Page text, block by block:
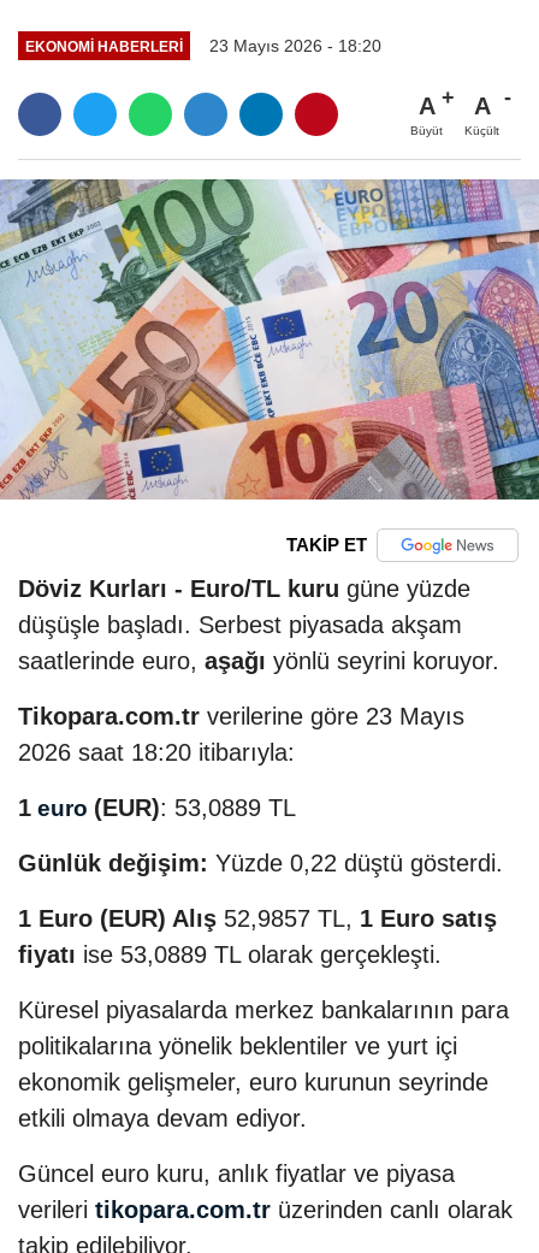
EKONOMI HABERLERI 23 Mayıs 2026 - 18:20
A
Büyüt
A
Küçült
TAKİP ET
Döviz Kurları - Euro/TL kuru güne yüzde
düşüşle başladı. Serbest piyasada akşam
saatlerinde euro, aşağı yönlü seyrini koruyor.
Tikopara.com.tr verilerine göre 23 Mayıs
2026 saat 18:20 itibarıyla:
1 euro (EUR): 53,0889 TL
Günlük değişim: Yüzde 0,22 düştü gösterdi.
1 Euro (EUR) Alış 52,9857 TL, 1 Euro satış
fiyatı ise 53,0889 TL olarak gerçekleşti.
Küresel piyasalarda merkez bankalarının para
politikalarına yönelik beklentiler ve yurt içi
ekonomik gelişmeler, euro kurunun seyrinde
etkili olmaya devam ediyor.
Güncel euro kuru, anlık fiyatlar ve piyasa
verileri tikopara.com.tr üzerinden canlı olarak
takip edilebiliyor.